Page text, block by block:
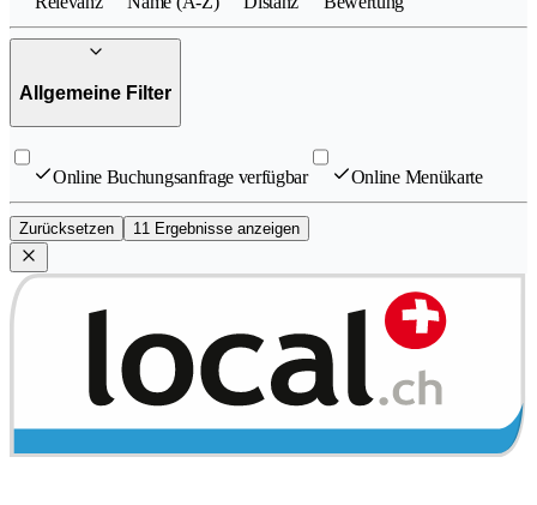
Allgemeine Filter
Online Buchungsanfrage verfügbar Online Menükarte
Zurücksetzen 11 Ergebnisse anzeigen